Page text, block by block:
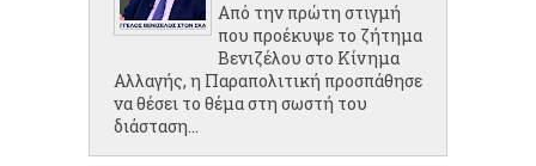
Από την πρώτη στιγμή
που προέκυψε το ζήτημα
Βενιζέλου στο Κίνημα
Αλλαγής, η Παραπολιτική προσπάθησε
να θέσει το θέμα στη σωστή του
διάσταση...